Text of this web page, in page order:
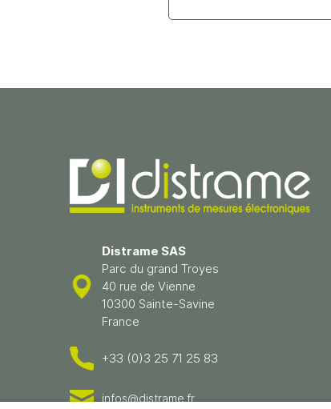
Distrame SAS
Parc du grand Troyes
40 rue de Vienne
10300 Sainte-Savine
France
+33 (0)3 25 71 25 83
infos@distrame.fr